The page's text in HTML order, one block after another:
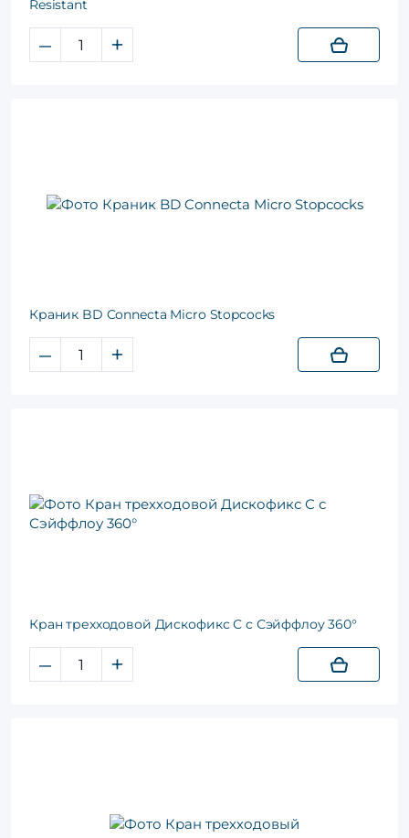
Resistant
– +
Краник BD Connecta Micro Stopcocks
– +
Кран трехходовой Дискофикс С с Сэйффлоу 360°
– +